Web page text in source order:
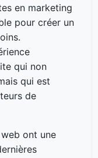
en marketing
pour créer un
qui non
qui est
de
ont une